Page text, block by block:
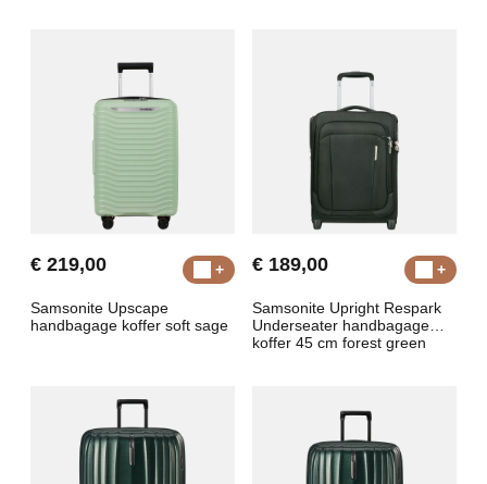
€ 219,00
Samsonite Upscape
handbagage koffer soft sage
€ 189,00
Samsonite Upright Respark
Underseater handbagage
koffer 45 cm forest green